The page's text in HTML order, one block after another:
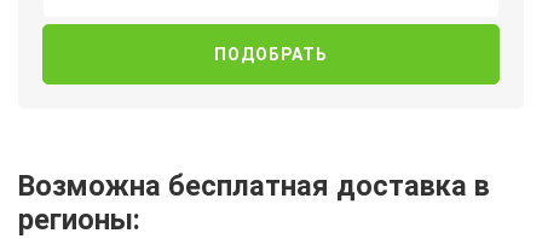
Возможна бесплатная доставка в
регионы: